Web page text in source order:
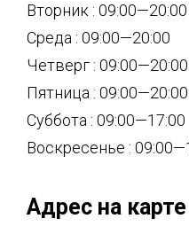
Вторник : 09:00—20:00
Среда : 09:00—20:00
Четверг : 09:00—20:00
Пятница : 09:00—20:00
Суббота : 09:00—17:00
Воскресенье :
Адрес на карте